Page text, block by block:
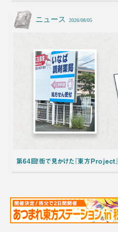
ニュース 2026/08/05
第64回！街で見かけた『東方Project』